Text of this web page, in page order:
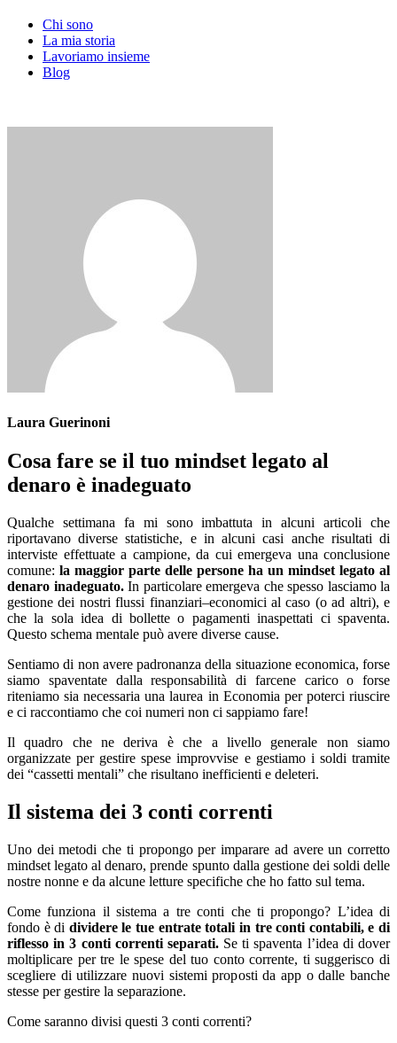
Chi sono
La mia storia
Lavoriamo insieme
Blog
Laura Guerinoni
Cosa fare se il tuo mindset legato al
denaro è inadeguato
Qualche settimana fa mi sono imbattuta in alcuni articoli che
riportavano diverse statistiche, e in alcuni casi anche risultati di
interviste effettuate a campione, da cui emergeva una conclusione
comune: la maggior parte delle persone ha un mindset legato al
denaro inadeguato.In particolare emergeva che spesso lasciamo la
gestione dei nostri flussi finanziari–economici al caso (o ad altri), e
che la sola idea di bollette o pagamenti inaspettati ci spaventa.
Questo schema mentale può avere diverse cause.
Sentiamo di non avere padronanza della situazione economica, forse
siamo spaventate dalla responsabilità di farcene carico o forse
riteniamo sia necessaria una laurea in Economia per poterci riuscire
e ci raccontiamo che coi numeri non ci sappiamo fare!
Il quadro che ne deriva è che a livello generale non siamo
organizzate per gestire spese improvvise e gestiamo i soldi tramite
dei “cassetti mentali” che risultano inefficienti e deleteri.
Il sistema dei 3 conti correnti
Uno dei metodi che ti propongo per imparare ad avere un corretto
mindset legato al denaro, prende spunto dalla gestione dei soldi delle
nostre nonne e da alcune letture specifiche che ho fatto sul tema.
Come funziona il sistema a tre conti che ti propongo? L’idea di
fondo è di dividere le tue entrate totali in tre conti contabili, e di
riflesso in 3 conti correnti separati.Se ti spaventa l’idea di dover
moltiplicare per tre le spese del tuo conto corrente, ti suggerisco di
scegliere di utilizzare nuovi sistemi proposti da app o dalle banche
stesse per gestire la separazione.
Come saranno divisi questi 3 conti correnti?